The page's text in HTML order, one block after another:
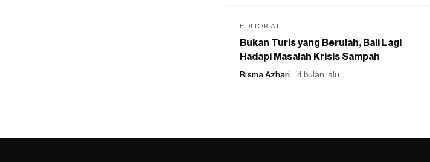
EDITORIAL
Bukan Turis yang Berulah, Bali Lagi
Hadapi Masalah Krisis Sampah
Risma Azhari 4 bulan lalu